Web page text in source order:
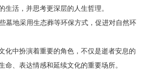
生活，并思考更深层的人生哲理。
墓地采用生态葬等环保方式，促进对自然环
化中扮演着重要的角色，不仅是逝者安息的
命、表达情感和延续文化的重要场所。